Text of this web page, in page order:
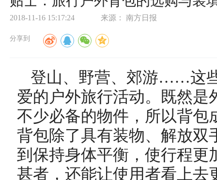
2018-11-16 15:17:24 来源： 南方日报
分享到
登山、野营、郊游……这
爱的户外旅行活动。既然是
不少必备的物件，所以背包
背包除了具有装物、解放双
到保持身体平衡，使行程更
甚者，还能让使用者看上去